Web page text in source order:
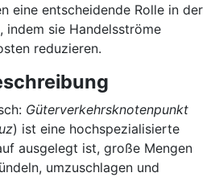
eine entscheidende Rolle in der
indem sie Handelsströme
reduzieren.
Güterverkehrsknotenpunkt
) ist eine hochspezialisierte
ausgelegt ist, große Mengen
umzuschlagen und